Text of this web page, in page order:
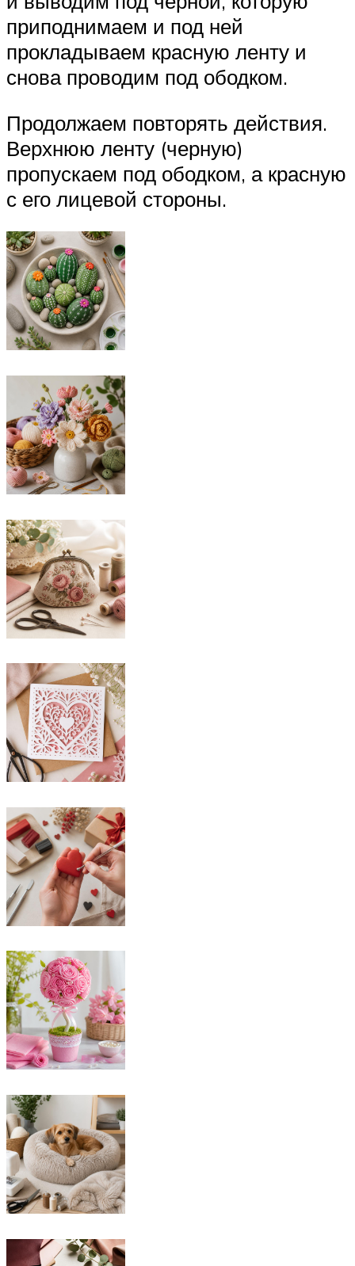
приподнимаем и под ней
прокладываем красную ленту и
снова проводим под ободком.
Продолжаем повторять действия.
Верхнюю ленту (черную)
пропускаем под ободком, а красную
с его лицевой стороны.